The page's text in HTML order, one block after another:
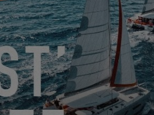
Friendly Captcha
richiesta comporta il trasferimento
nei campi obbligatori di questo
da voi selezionato, affinché possa